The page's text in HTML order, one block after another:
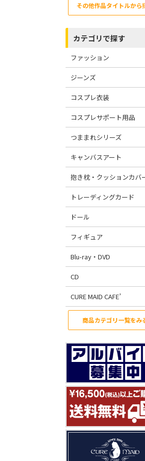
その他作品タイトルから
カテゴリで探す
ファッション
ジーンズ
コスプレ衣装
コスプレサポート用品
つままれシリーズ
キャンバスアート
抱き枕・クッションカバ
トレーディングカード
ドール
フィギュア
Blu-ray・DVD
CD
CURE MAID CAFE’
商品カテゴリ一覧をみ